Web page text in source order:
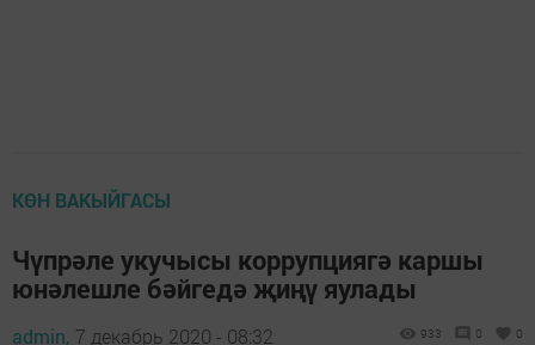
КӨН ВАКЫЙГАСЫ
Чүпрәле укучысы коррупциягә каршы
юнәлешле бәйгедә җиңү яулады
admin, 7 декабрь 2020 - 08:32 933 0 0